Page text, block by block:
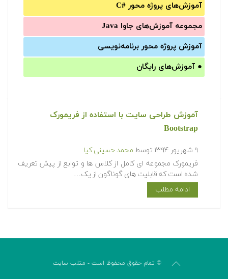
آموزش‌های پروژه محور #C
مجموعه آموزش‌های جاوا Java
آموزش‌ پروژه محور برنامه‌نویسی
● آموزش‌های رایگان
آموزش طراحی سایت با استفاده از فریمورک
Bootstrap
۹ شهریور ۱۳۹۴ توسط محمد حسینی کیا
فریمورک مجموعه ای کامل از کلاس ها و توابع از پیش تعریف
شده است که قابلیت های گوناگون از یک…
ادامه مطلب
© تمام حقوق محفوظ است - متلب سایت